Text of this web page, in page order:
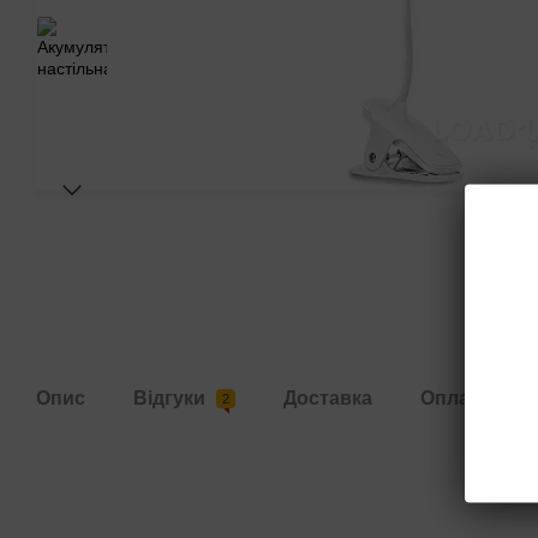
Опис Відгуки 2 Доставка Оплата